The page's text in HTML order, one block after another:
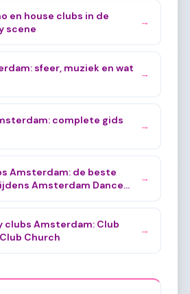
en house clubs in de
scene
→
sfeer, muziek en wat
→
complete gids
→
Amsterdam: de beste
Amsterdam Dance
→
clubs Amsterdam: Club
Club Church
→